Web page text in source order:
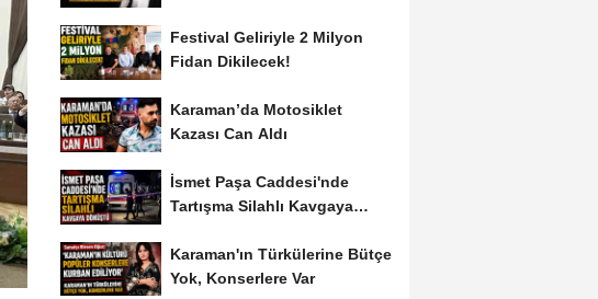
Festival Geliriyle 2 Milyon
Fidan Dikilecek!
Karaman’da Motosiklet
Kazası Can Aldı
İsmet Paşa Caddesi'nde
Tartışma Silahlı Kavgaya
Karaman'ın Türkülerine Bütçe
Yok, Konserlere Var